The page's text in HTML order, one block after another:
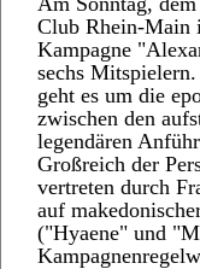
Club Rhein-Main
Kampagne
sechs
geht es um die
zwischen den
legendären
Großreich der
vertreten durch
auf
("Hyaene" und